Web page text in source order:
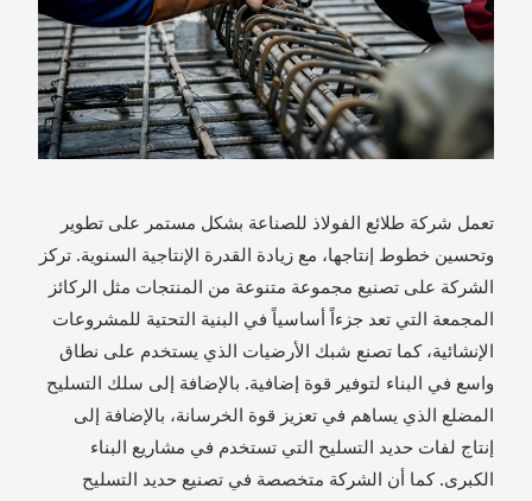
تعمل شركة طلائع الفولاذ للصناعة بشكل مستمر على تطوير
وتحسين خطوط إنتاجها، مع زيادة القدرة الإنتاجية السنوية. تركز
الشركة على تصنيع مجموعة متنوعة من المنتجات مثل الركائز
المجمعة التي تعد جزءاً أساسياً في البنية التحتية للمشروعات
الإنشائية، كما تصنع شبك الأرضيات الذي يستخدم على نطاق
واسع في البناء لتوفير قوة إضافية. بالإضافة إلى سلك التسليح
المضلع الذي يساهم في تعزيز قوة الخرسانة، بالإضافة إلى
إنتاج لفات حديد التسليح التي تستخدم في مشاريع البناء
الكبرى. كما أن الشركة متخصصة في تصنيع حديد التسليح